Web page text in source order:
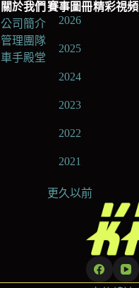
關於我們
公司簡介
管理團隊
車手殿堂
賽事圖冊
2026
2025
2024
2023
2022
2021
更久以前
精彩視頻